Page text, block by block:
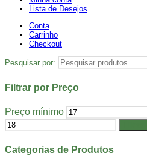
Lista de Desejos
Conta
Carrinho
Checkout
Pesquisar por:
Filtrar por Preço
Preço mínimo
Categorias de Produtos